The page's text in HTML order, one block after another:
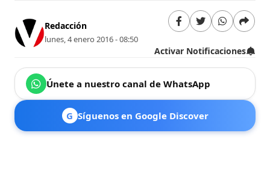
Redacción
lunes, 4 enero 2016 - 08:50
Activar Notificaciones
Únete a nuestro canal de WhatsApp
G Síguenos en Google Discover